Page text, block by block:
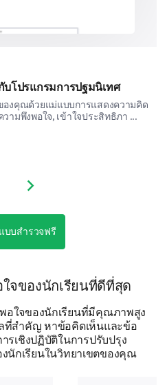
Response
your awareness and
towards security
to report a
โปรแกรมการปฐมนิเทศ
องคุณด้วยแม่แบบการแสดงความคิด
มพึงพอใจ, เข้าใจประสิทธิภา ...
slide
Next slide
บบสำรวจฟรี
จของนักเรียนที่ดีที่สุด
อใจของนักเรียนที่มีคุณภาพสูง
ที่สำคัญ หาข้อคิดเห็นและข้อ
รเชิงปฏิบัติในการปรับปรุง
นักเรียนในวิทยาเขตของคุณ